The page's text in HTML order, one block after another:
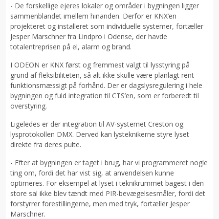
- De forskellige ejeres lokaler og områder i bygningen ligger
sammenblandet imellem hinanden. Derfor er KNX’en
projekteret og installeret som individuelle systemer, fortæller
Jesper Marschner fra Lindpro i Odense, der havde
totalentreprisen på el, alarm og brand.
I ODEON er KNX først og fremmest valgt til lysstyring på
grund af fleksibiliteten, så alt ikke skulle være planlagt rent
funktionsmæssigt på forhånd. Der er dagslysregulering i hele
bygningen og fuld integration til CTS’en, som er forberedt til
overstyring.
Ligeledes er der integration til AV-systemet Creston og
lysprotokollen DMX. Derved kan lysteknikerne styre lyset
direkte fra deres pulte.
- Efter at bygningen er taget i brug, har vi programmeret nogle
ting om, fordi det har vist sig, at anvendelsen kunne
optimeres. For eksempel at lyset i teknikrummet bagest i den
store sal ikke blev tændt med PIR-bevægelsesmåler, fordi det
forstyrrer forestillingerne, men med tryk, fortæller Jesper
Marschner.